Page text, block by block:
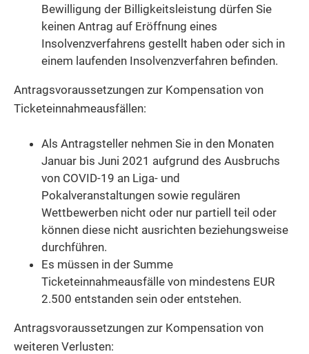
Bewilligung der Billigkeitsleistung dürfen Sie
keinen Antrag auf Eröffnung eines
Insolvenzverfahrens gestellt haben oder sich in
einem laufenden Insolvenzverfahren befinden.
Antragsvoraussetzungen zur Kompensation von
Ticketeinnahmeausfällen:
Als Antragsteller nehmen Sie in den Monaten
Januar bis Juni 2021 aufgrund des Ausbruchs
von COVID-19 an Liga- und
Pokalveranstaltungen sowie regulären
Wettbewerben nicht oder nur partiell teil oder
können diese nicht ausrichten beziehungsweise
durchführen.
Es müssen in der Summe
Ticketeinnahmeausfälle von mindestens EUR
2.500 entstanden sein oder entstehen.
Antragsvoraussetzungen zur Kompensation von
weiteren Verlusten: